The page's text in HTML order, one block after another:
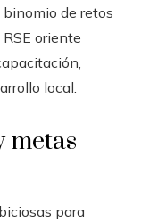
de retos
oriente
local.
metas
para